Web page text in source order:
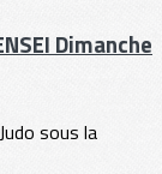
Dimanche
sous la